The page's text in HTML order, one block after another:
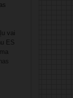
vai
ES